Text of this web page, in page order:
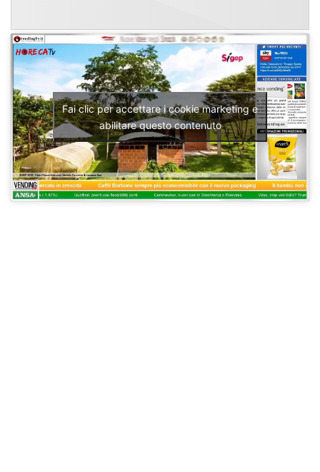
Fai clic per accettare i cookie marketing e
abilitare questo contenuto